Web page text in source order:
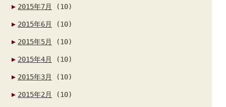
2015年7月 (10)
2015年6月 (10)
2015年5月 (10)
2015年4月 (10)
2015年3月 (10)
2015年2月 (10)